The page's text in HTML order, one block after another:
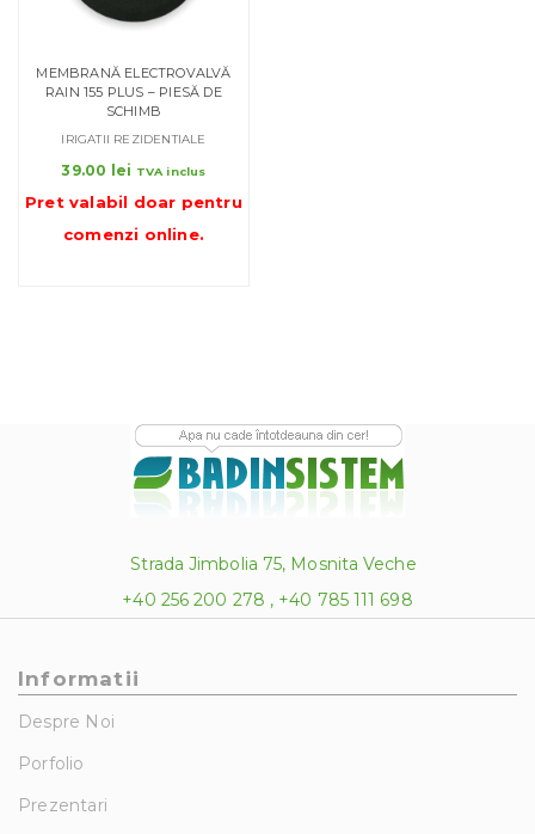
MEMBRANĂ ELECTROVALVĂ
RAIN 155 PLUS – PIESĂ DE
SCHIMB
IRIGATII REZIDENTIALE
39.00 lei TVA inclus
Pret valabil doar pentru
comenzi online.
Strada Jimbolia 75, Mosnita Veche
+40 256 200 278 , +40 785 111 698
Informatii
Despre Noi
Porfolio
Prezentari